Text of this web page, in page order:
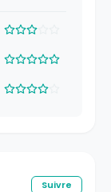
Suivre